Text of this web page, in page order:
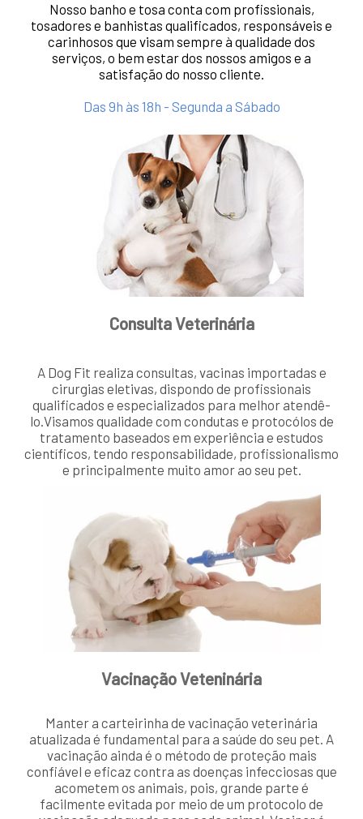
Nosso banho e tosa conta com profissionais,
tosadores e banhistas qualificados, responsáveis e
carinhosos que visam sempre à qualidade dos
serviços, o bem estar dos nossos amigos e a
satisfação do nosso cliente.
Das 9h às 18h - Segunda a Sábado
Consulta Veterinária
A Dog Fit realiza consultas, vacinas importadas e
cirurgias eletivas, dispondo de profissionais
qualificados e especializados para melhor atendê-
lo.Visamos qualidade com condutas e protocólos de
tratamento baseados em experiência e estudos
científicos, tendo responsabilidade, profissionalismo
e principalmente muito amor ao seu pet.
Vacinação Veteninária
Manter a carteirinha de vacinação veterinária
atualizada é fundamental para a saúde do seu pet. A
vacinação ainda é o método de proteção mais
confiável e eficaz contra as doenças infecciosas que
acometem os animais, pois, grande parte é
facilmente evitada por meio de um protocolo de